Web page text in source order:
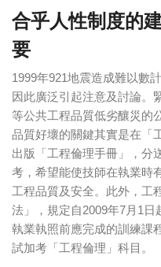
合乎人性制度的
要
1999年921地震造成難以數
因此廣泛引起注意及討論。
等公共工程品質低劣釀災的
品質好壞的關鍵其實是在「
出版「工程倫理手冊」，分
考，希望能使技師在執業時
工程品質及安全。此外，工
法」，規定自2009年7月1
執業執照前應完成的訓練課
試加考「工程倫理」科目。